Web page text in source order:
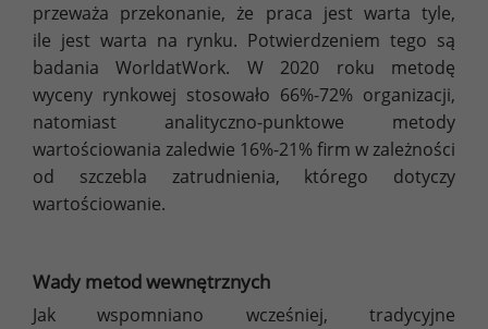
przeważa przekonanie, że praca jest warta tyle,
ile jest warta na rynku. Potwierdzeniem tego są
badania WorldatWork. W 2020 roku metodę
wyceny rynkowej stosowało 66%-72% organizacji,
natomiast analityczno-punktowe metody
wartościowania zaledwie 16%-21% firm w zależności
od szczebla zatrudnienia, którego dotyczy
wartościowanie.
Wady metod wewnętrznych
Jak wspomniano wcześniej, tradycyjne